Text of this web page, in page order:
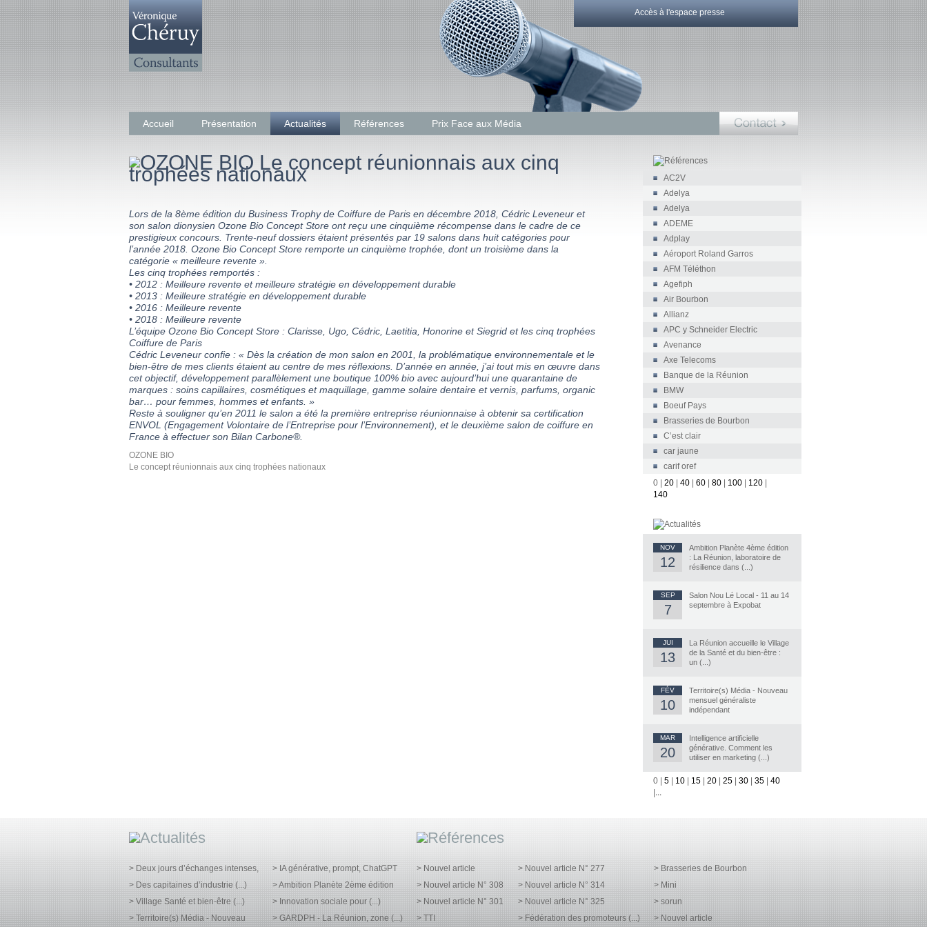
Accès à l'espace presse
Accueil Présentation Actualités Références Prix Face aux Média
Lors de la 8ème édition du Business Trophy de Coiffure de Paris en décembre 2018, Cédric Leveneur et
son salon dionysien Ozone Bio Concept Store ont reçu une cinquième récompense dans le cadre de ce
prestigieux concours. Trente-neuf dossiers étaient présentés par 19 salons dans huit catégories pour
l’année 2018. Ozone Bio Concept Store remporte un cinquième trophée, dont un troisième dans la
catégorie « meilleure revente ».
Les cinq trophées remportés :
• 2012 : Meilleure revente et meilleure stratégie en développement durable
• 2013 : Meilleure stratégie en développement durable
• 2016 : Meilleure revente
• 2018 : Meilleure revente
L’équipe Ozone Bio Concept Store : Clarisse, Ugo, Cédric, Laetitia, Honorine et Siegrid et les cinq trophées
Coiffure de Paris
Cédric Leveneur confie : « Dès la création de mon salon en 2001, la problématique environnementale et le
bien-être de mes clients étaient au centre de mes réflexions. D’année en année, j’ai tout mis en œuvre dans
cet objectif, développement parallèlement une boutique 100% bio avec aujourd’hui une quarantaine de
marques : soins capillaires, cosmétiques et maquillage, gamme solaire dentaire et vernis, parfums, organic
bar… pour femmes, hommes et enfants. »
Reste à souligner qu’en 2011 le salon a été la première entreprise réunionnaise à obtenir sa certification
ENVOL (Engagement Volontaire de l’Entreprise pour l’Environnement), et le deuxième salon de coiffure en
France à effectuer son Bilan Carbone®.
OZONE BIO
Le concept réunionnais aux cinq trophées nationaux
AC2V
Adelya
Adelya
ADEME
Adplay
Aéroport Roland Garros
AFM Téléthon
Agefiph
Air Bourbon
Allianz
APC y Schneider Electric
Avenance
Axe Telecoms
Banque de la Réunion
BMW
Boeuf Pays
Brasseries de Bourbon
C’est clair
car jaune
carif oref
0
20 40 60 80 100 120
140
NOV
12
Ambition Planète 4ème édition
: La Réunion, laboratoire de
résilience dans (...)
SEP
7
Salon Nou Lé Local - 11 au 14
septembre à Expobat
JUI
13
La Réunion accueille le Village
de la Santé et du bien-être :
un (...)
FÉV
10
Territoire(s) Média - Nouveau
mensuel généraliste
indépendant
MAR
20
Intelligence artificielle
générative. Comment les
utiliser en marketing (...)
0 5 10 15 20 25 30 35
40
...
> Deux jours d’échanges intenses,
> Des capitaines d’industrie (...)
> Village Santé et bien-être (...)
> Territoire(s) Média - Nouveau
> IA générative, prompt, ChatGPT
> Ambition Planète 2ème édition
> Innovation sociale pour (...)
> GARDPH - La Réunion, zone (...)
> Nouvel article
> Nouvel article N° 308
> Nouvel article N° 301
> TTI
> Nouvel article N° 277
> Nouvel article N° 314
> Nouvel article N° 325
> Fédération des promoteurs (...)
> Brasseries de Bourbon
> Mini
> sorun
> Nouvel article